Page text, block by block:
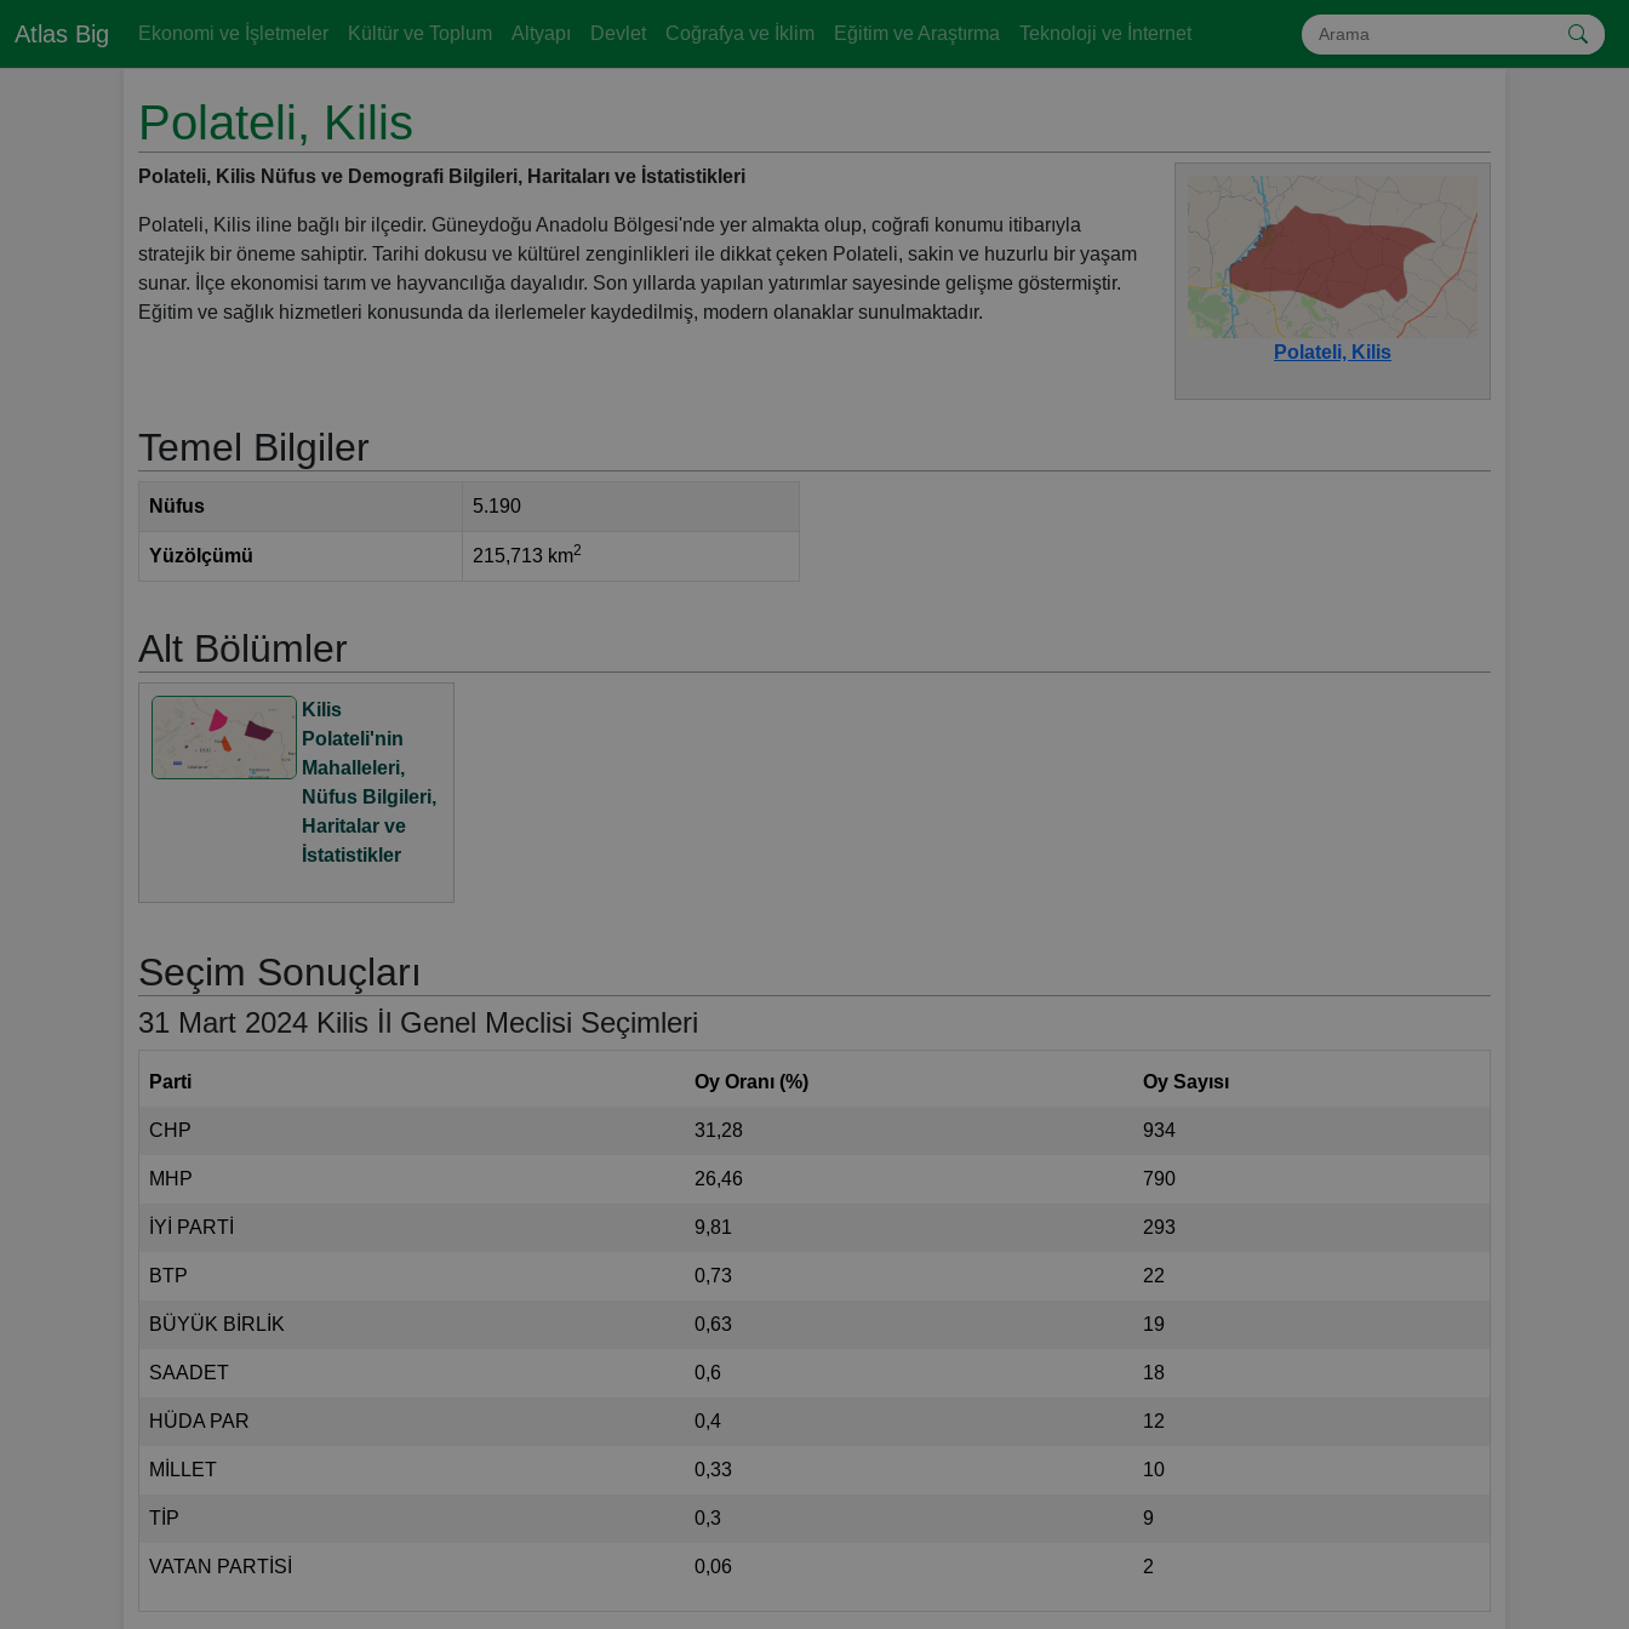
Atlas Big Ekonomi ve İşletmeler Kültür ve Toplum Altyapı Devlet Coğrafya ve İklim Eğitim ve Araştırma Teknoloji ve İnternet
Polateli, Kilis
Polateli, Kilis Nüfus ve Demografi Bilgileri, Haritaları ve İstatistikleri
Polateli, Kilis iline bağlı bir ilçedir. Güneydoğu Anadolu Bölgesi'nde yer almakta olup, coğrafi konumu itibarıyla
stratejik bir öneme sahiptir. Tarihi dokusu ve kültürel zenginlikleri ile dikkat çeken Polateli, sakin ve huzurlu bir yaşam
sunar. İlçe ekonomisi tarım ve hayvancılığa dayalıdır. Son yıllarda yapılan yatırımlar sayesinde gelişme göstermiştir.
Eğitim ve sağlık hizmetleri konusunda da ilerlemeler kaydedilmiş, modern olanaklar sunulmaktadır.
Polateli, Kilis
Temel Bilgiler
Nüfus 5.190
Yüzölçümü 215,713 km2
Alt Bölümler
Kilis
Polateli'nin
Mahalleleri,
Nüfus Bilgileri,
Haritalar ve
İstatistikler
Seçim Sonuçları
31 Mart 2024 Kilis İl Genel Meclisi Seçimleri
Parti Oy Oranı (%) Oy Sayısı
CHP 31,28 934
MHP 26,46 790
İYİ PARTİ 9,81 293
BTP 0,73 22
BÜYÜK BİRLİK 0,63 19
SAADET 0,6 18
HÜDA PAR 0,4 12
MİLLET 0,33 10
TİP 0,3 9
VATAN PARTİSİ 0,06 2